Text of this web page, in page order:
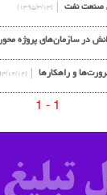
صنعت نفت (۱۳۹۵/۳/۱۳)
در سازمان‌های پروژه محور
و راهکارها (۱۳۹۴/۱۲/۱۲)
1 - 1